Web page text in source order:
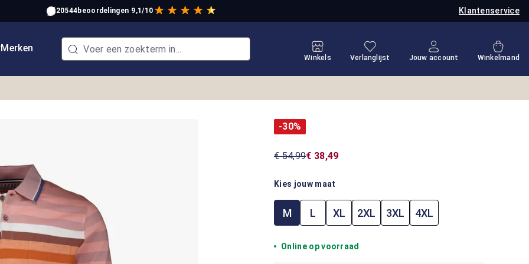
Klantenservice
20544beoordelingen 9,1/10
Merken
Winkels
Je hebt 0 items op je verlanglijstje
Verlanglijst Jouw account Winkelmand
-30%
€ 54,99€ 38,49
Kies jouw maat
M L XL 2XL 3XL 4XL
Online op voorraad